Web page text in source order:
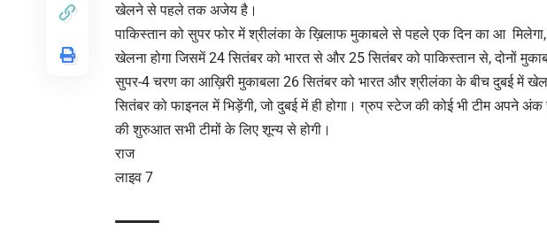
खेलने से पहले तक अजेय है।
पाकिस्तान को सुपर फोर में श्रीलंका के ख़िलाफ मुकाबले से पहले एक दिन का आ मिलेगा,
खेलना होगा जिसमें 24 सितंबर को भारत से और 25 सितंबर को पाकिस्तान से, दोनों
सुपर-4 चरण का आख़िरी मुकाबला 26 सितंबर को भारत और श्रीलंका के बीच दुबई में खेला
सितंबर को फाइनल में भिड़ेंगी, जो दुबई में ही होगा। ग्रुप स्टेज की कोई भी टीम अपने
की शुरुआत सभी टीमों के लिए शून्य से होगी।
राज
लाइव 7